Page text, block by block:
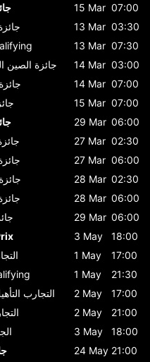
15 Mar 07:00
13 Mar 03:30
13 Mar 07:30
جائزة الصين
14 Mar 03:00
14 Mar 07:00
15 Mar 07:00
29 Mar 06:00
27 Mar 02:30
27 Mar 06:00
28 Mar 02:30
28 Mar 06:00
29 Mar 06:00
3 May
18:00
1 May
17:00
1 May
21:30
التجارب 2 May
17:00
2 May
21:00
3 May
18:00
24 May 21:00